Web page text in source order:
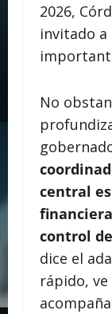
2026,
invitado
No
central
control
dice el
rápido,